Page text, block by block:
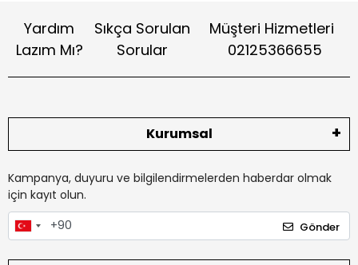
Yardım
Lazım Mı?
Sıkça Sorulan
Sorular
Müşteri Hizmetleri
02125366655
Kurumsal
Kampanya, duyuru ve bilgilendirmelerden haberdar olmak
için kayıt olun.
Gönder